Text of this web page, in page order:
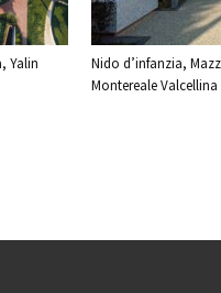
Yalin
Nido d’infanzia,
Montereale Valcellina